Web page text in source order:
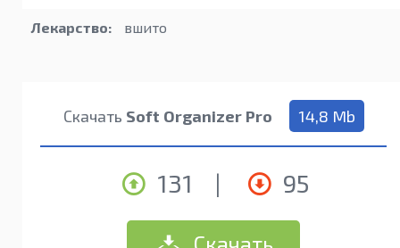
Лекарство: вшито
Скачать Soft Organizer Pro 14,8 Mb
131 | 95